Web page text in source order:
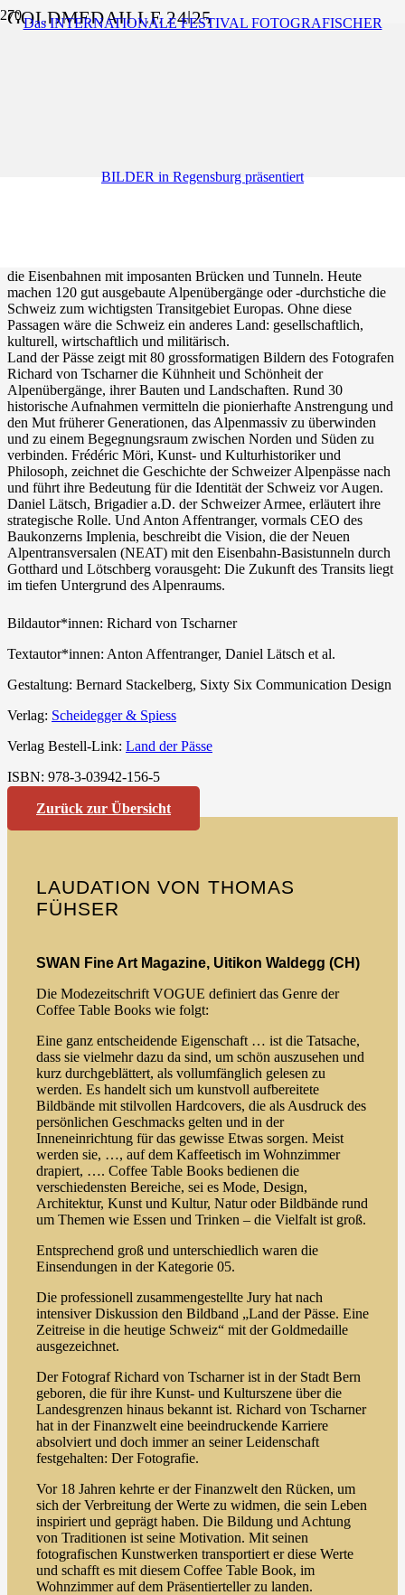
Das INTERNATIONALE FESTIVAL FOTOGRAFISCHER
BILDER in Regensburg präsentiert
GOLDMEDAILLE 24|25
die Eisenbahnen mit imposanten Brücken und Tunneln. Heute
machen 120 gut ausgebaute Alpenübergänge oder -durchstiche die
Schweiz zum wichtigsten Transitgebiet Europas. Ohne diese
Passagen wäre die Schweiz ein anderes Land: gesellschaftlich,
kulturell, wirtschaftlich und militärisch.
Land der Pässe zeigt mit 80 grossformatigen Bildern des Fotografen
Richard von Tscharner die Kühnheit und Schönheit der
Alpenübergänge, ihrer Bauten und Landschaften. Rund 30
historische Aufnahmen vermitteln die pionierhafte Anstrengung und
den Mut früherer Generationen, das Alpenmassiv zu überwinden
und zu einem Begegnungsraum zwischen Norden und Süden zu
verbinden. Frédéric Möri, Kunst- und Kulturhistoriker und
Philosoph, zeichnet die Geschichte der Schweizer Alpenpässe nach
und führt ihre Bedeutung für die Identität der Schweiz vor Augen.
Daniel Lätsch, Brigadier a.D. der Schweizer Armee, erläutert ihre
strategische Rolle. Und Anton Affentranger, vormals CEO des
Baukonzerns Implenia, beschreibt die Vision, die der Neuen
Alpentransversalen (NEAT) mit den Eisenbahn-Basistunneln durch
Gotthard und Lötschberg vorausgeht: Die Zukunft des Transits liegt
im tiefen Untergrund des Alpenraums.
Bildautor*innen: Richard von Tscharner
Textautor*innen: Anton Affentranger, Daniel Lätsch et al.
Gestaltung: Bernard Stackelberg, Sixty Six Communication Design
Verlag: Scheidegger & Spiess
Verlag Bestell-Link: Land der Pässe
ISBN: 978-3-03942-156-5
Zurück zur Übersicht
LAUDATION VON THOMAS
FÜHSER
SWAN Fine Art Magazine, Uitikon Waldegg (CH)
Die Modezeitschrift VOGUE definiert das Genre der
Coffee Table Books wie folgt:
Eine ganz entscheidende Eigenschaft … ist die Tatsache,
dass sie vielmehr dazu da sind, um schön auszusehen und
kurz durchgeblättert, als vollumfänglich gelesen zu
werden. Es handelt sich um kunstvoll aufbereitete
Bildbände mit stilvollen Hardcovers, die als Ausdruck des
persönlichen Geschmacks gelten und in der
Inneneinrichtung für das gewisse Etwas sorgen. Meist
werden sie, …, auf dem Kaffeetisch im Wohnzimmer
drapiert, …. Coffee Table Books bedienen die
verschiedensten Bereiche, sei es Mode, Design,
Architektur, Kunst und Kultur, Natur oder Bildbände rund
um Themen wie Essen und Trinken – die Vielfalt ist groß.
Entsprechend groß und unterschiedlich waren die
Einsendungen in der Kategorie 05.
Die professionell zusammengestellte Jury hat nach
intensiver Diskussion den Bildband „Land der Pässe. Eine
Zeitreise in die heutige Schweiz“ mit der Goldmedaille
ausgezeichnet.
Der Fotograf Richard von Tscharner ist in der Stadt Bern
geboren, die für ihre Kunst- und Kulturszene über die
Landesgrenzen hinaus bekannt ist. Richard von Tscharner
hat in der Finanzwelt eine beeindruckende Karriere
absolviert und doch immer an seiner Leidenschaft
festgehalten: Der Fotografie.
Vor 18 Jahren kehrte er der Finanzwelt den Rücken, um
sich der Verbreitung der Werte zu widmen, die sein Leben
inspiriert und geprägt haben. Die Bildung und Achtung
von Traditionen ist seine Motivation. Mit seinen
fotografischen Kunstwerken transportiert er diese Werte
und schafft es mit diesem Coffee Table Book, im
Wohnzimmer auf dem Präsentierteller zu landen.